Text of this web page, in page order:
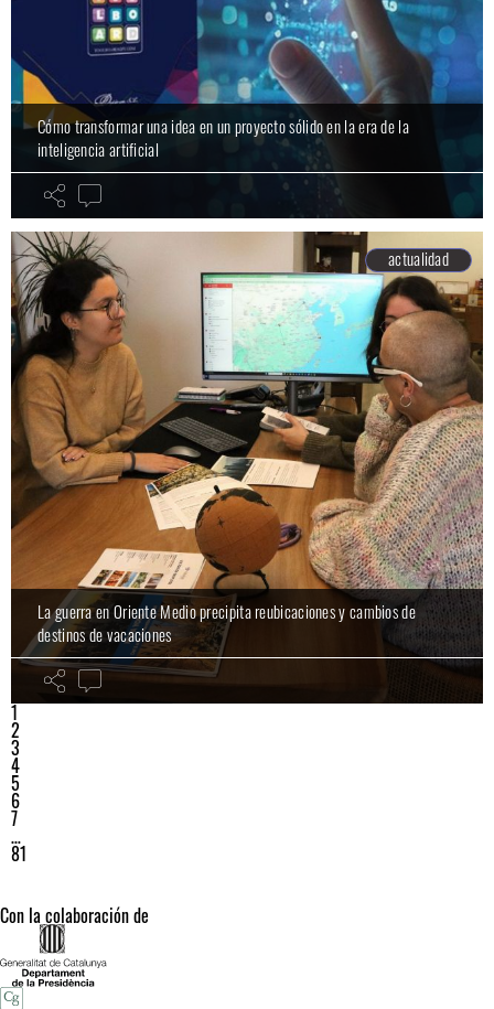
Cómo transformar una idea en un proyecto sólido en la era de la
inteligencia artificial
actualidad
La guerra en Oriente Medio precipita reubicaciones y cambios de
destinos de vacaciones
1
2
3
4
5
6
7
…
81
Con la colaboración de